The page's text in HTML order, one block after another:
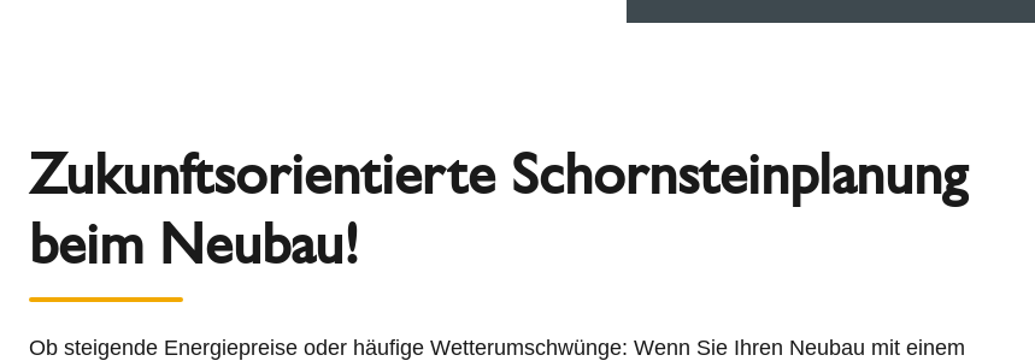
Zukunftsorientierte Schornsteinplanung
beim Neubau!
Ob steigende Energiepreise oder häufige Wetterumschwünge: Wenn Sie Ihren Neubau mit einem